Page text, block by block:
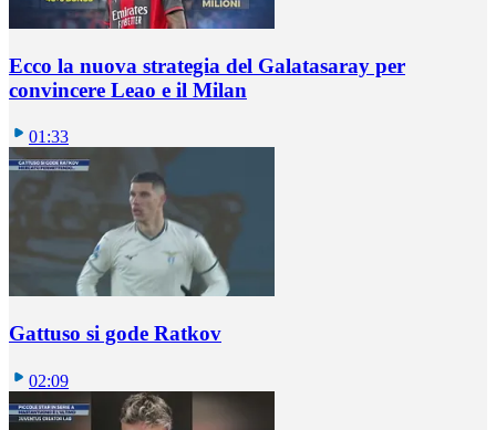
Ecco la nuova strategia del Galatasaray per
convincere Leao e il Milan
01:33
Gattuso si gode Ratkov
02:09